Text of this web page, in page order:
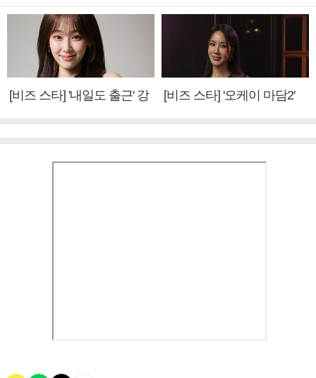
[비즈 스타] '내일도 출근' 강
[비즈 스타] '오케이 마담2'